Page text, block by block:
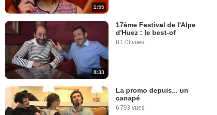
1:55
8:33
17ème Festival de l'Alpe
d'Huez : le best-of
8 173 vues
La promo depuis... un
canapé
6 793 vues